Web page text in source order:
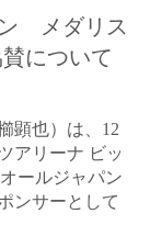
メダリス
賛について
顕也）は、 12
アリーナ ビッ
オールジャパン
ンサーとして